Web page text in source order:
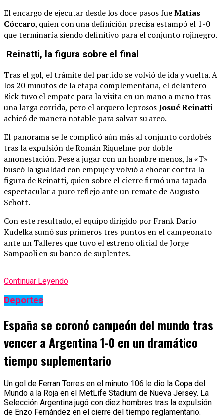
El encargo de ejecutar desde los doce pasos fueMatías
Cóccaro, quien con una definición precisa estampó el 1-0
que terminaría siendo definitivo para el conjunto rojinegro.
Reinatti, la figura sobre el final
Tras el gol, el trámite del partido se volvió de ida y vuelta. A
los 20 minutos de la etapa complementaria, el delantero
Rick tuvo el empate para la visita en un mano a mano tras
una larga corrida, pero el arquero leprososJosué Reinatti
achicó de manera notable para salvar su arco.
El panorama se le complicó aún más al conjunto cordobés
tras la expulsión de Román Riquelme por doble
amonestación. Pese a jugar con un hombre menos, la «T»
buscó la igualdad con empuje y volvió a chocar contra la
figura de Reinatti, quien sobre el cierre firmó una tapada
espectacular a puro reflejo ante un remate de Augusto
Schott.
Con este resultado, el equipo dirigido por Frank Darío
Kudelka sumó sus primeros tres puntos en el campeonato
ante un Talleres que tuvo el estreno oficial de Jorge
Sampaoli en su banco de suplentes.
Continuar Leyendo
Deportes
España se coronó campeón del mundo tras
vencer a Argentina 1-0 en un dramático
tiempo suplementario
Un gol de Ferran Torres en el minuto 106 le dio la Copa del
Mundo a la Roja en el MetLife Stadium de Nueva Jersey. La
Selección Argentina jugó con diez hombres tras la expulsión
de Enzo Fernández en el cierre del tiempo reglamentario.